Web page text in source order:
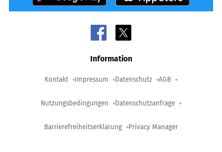
Information
Kontakt Impressum Datenschutz AGB
Nutzungsbedingungen Datenschutzanfrage
Barrierefreiheitserklärung Privacy Manager